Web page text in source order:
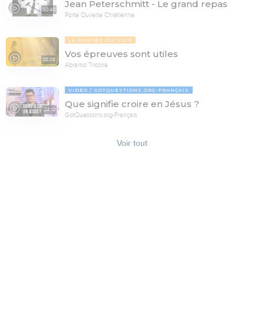
50:40
Jean Peterschmitt - Le grand repas
Porte Ouverte Chrétienne
08:08
LA PENSÉE DU JOUR
Vos épreuves sont utiles
Abramo Tricoire
04:10
VIDÉO GOTQUESTIONS.ORG-FRANÇAIS
Que signifie croire en Jésus ?
GotQuestions.org-Français
Voir tout